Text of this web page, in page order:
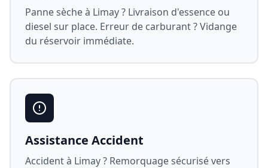
Panne sèche à Limay? Livraison d'essence ou
diesel sur place. Erreur de carburant ? Vidange
du réservoir immédiate.
Assistance Accident
Accident à Limay? Remorquage sécurisé vers